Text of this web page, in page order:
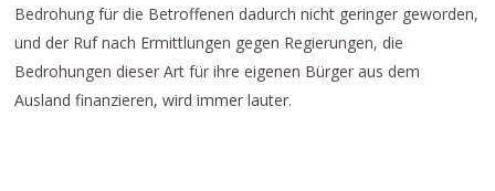
Bedrohung für die Betroffenen dadurch nicht geringer geworden,
und der Ruf nach Ermittlungen gegen Regierungen, die
Bedrohungen dieser Art für ihre eigenen Bürger aus dem
Ausland finanzieren, wird immer lauter.